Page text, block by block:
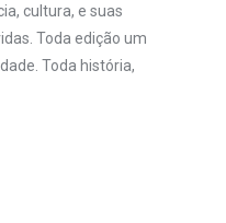
cultura, e suas
Toda edição um
Toda história,